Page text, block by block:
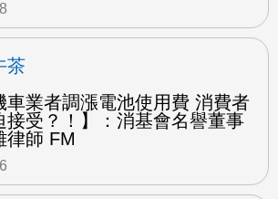
茶
車業者調漲電池使用費 消費者
接受？！】：消基會名譽董事
律師 FM